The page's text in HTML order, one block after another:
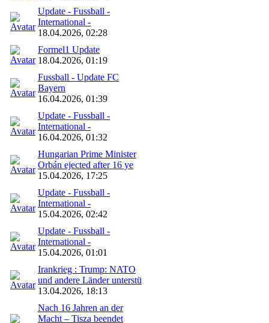
Update - Fussball -
International -
18.04.2026, 02:28
Formel1 Update
18.04.2026, 01:19
Fussball - Update FC
Bayern
16.04.2026, 01:39
Update - Fussball -
International -
16.04.2026, 01:32
Hungarian Prime Minister
Orbán ejected after 16 ye
15.04.2026, 17:25
Update - Fussball -
International -
15.04.2026, 02:42
Update - Fussball -
International -
15.04.2026, 01:01
Irankrieg : Trump: NATO
und andere Länder unterstü
13.04.2026, 18:13
Nach 16 Jahren an der
Macht – Tisza beendet